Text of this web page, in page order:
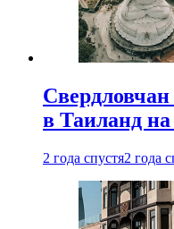
в Таиланд
2 года спустя2 года